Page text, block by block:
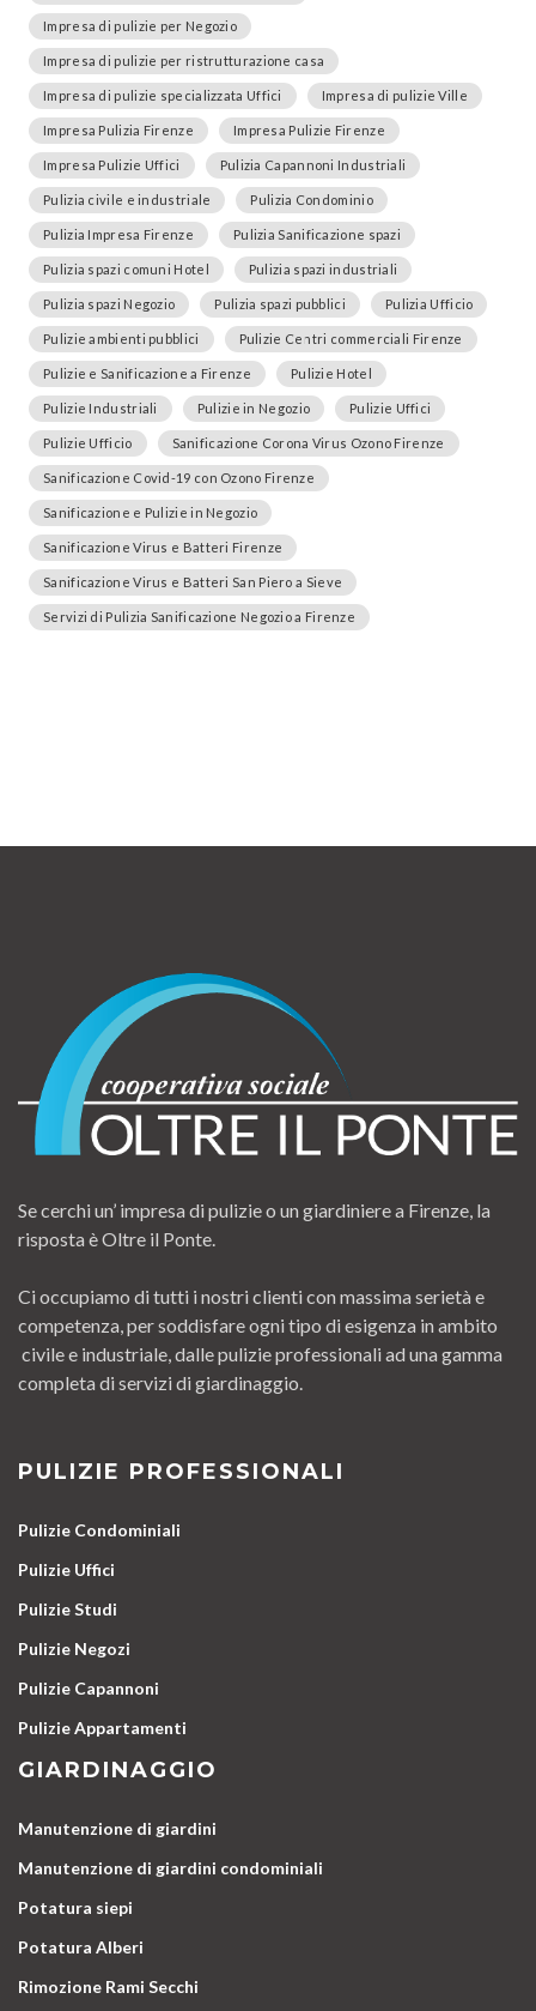
Impresa di pulizie per Negozio
Impresa di pulizie per ristrutturazione casa
Impresa di pulizie specializzata Uffici Impresa di pulizie Ville
Impresa Pulizia Firenze Impresa Pulizie Firenze
Impresa Pulizie Uffici Pulizia Capannoni Industriali
Pulizia civile e industriale Pulizia Condominio
Pulizia Impresa Firenze Pulizia Sanificazione spazi
Pulizia spazi comuni Hotel Pulizia spazi industriali
Pulizia spazi Negozio Pulizia spazi pubblici Pulizia Ufficio
Pulizie ambienti pubblici Pulizie Centri commerciali Firenze
Pulizie e Sanificazione a Firenze Pulizie Hotel
Pulizie Industriali Pulizie in Negozio Pulizie Uffici
Pulizie Ufficio Sanificazione Corona Virus Ozono Firenze
Sanificazione Covid-19 con Ozono Firenze
Sanificazione e Pulizie in Negozio
Sanificazione Virus e Batteri Firenze
Sanificazione Virus e Batteri San Piero a Sieve
Servizi di Pulizia Sanificazione Negozio a Firenze
Se cerchi un’ impresa di pulizie o un giardiniere a Firenze, la
risposta è Oltre il Ponte.
Ci occupiamo di tutti i nostri clienti con massima serietà e
competenza, per soddisfare ogni tipo di esigenza in ambito
civile e industriale, dalle pulizie professionali ad una gamma
completa di servizi di giardinaggio.
PULIZIE PROFESSIONALI
Pulizie Condominiali
Pulizie Uffici
Pulizie Studi
Pulizie Negozi
Pulizie Capannoni
Pulizie Appartamenti
GIARDINAGGIO
Manutenzione di giardini
Manutenzione di giardini condominiali
Potatura siepi
Potatura Alberi
Rimozione Rami Secchi